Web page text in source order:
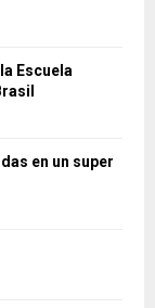
Escuela
en un super